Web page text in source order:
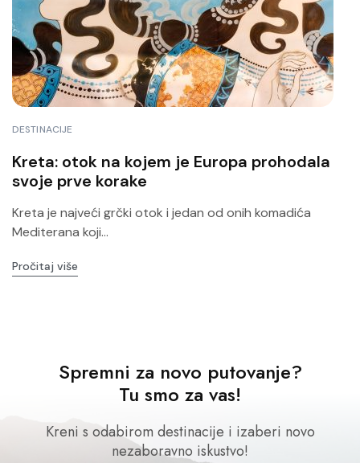
DESTINACIJE
Kreta: otok na kojem je Europa prohodala
svoje prve korake
Kreta je najveći grčki otok i jedan od onih komadića
Mediterana koji...
Pročitaj više
Spremni za novo putovanje?
Tu smo za vas!
Kreni s odabirom destinacije i izaberi novo
nezaboravno iskustvo!